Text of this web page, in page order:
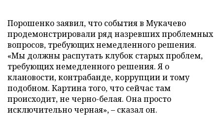
Порошенко заявил, что события в Мукачево
продемонстрировали ряд назревших проблемных
вопросов, требующих немедленного решения.
«Мы должны распутать клубок старых проблем,
требующих немедленного решения. Я о
клановости, контрабанде, коррупции и тому
подобном. Картина того, что сейчас там
происходит, не черно-белая. Она просто
исключительно черная», – сказал он.